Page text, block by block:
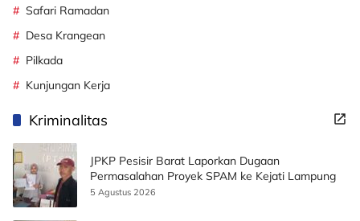
Safari Ramadan
Desa Krangean
Pilkada
Kunjungan Kerja
Kriminalitas
JPKP Pesisir Barat Laporkan Dugaan
Permasalahan Proyek SPAM ke Kejati Lampung
5 Agustus 2026